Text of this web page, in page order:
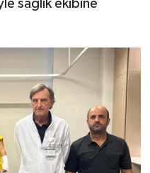
sağlık ekibine